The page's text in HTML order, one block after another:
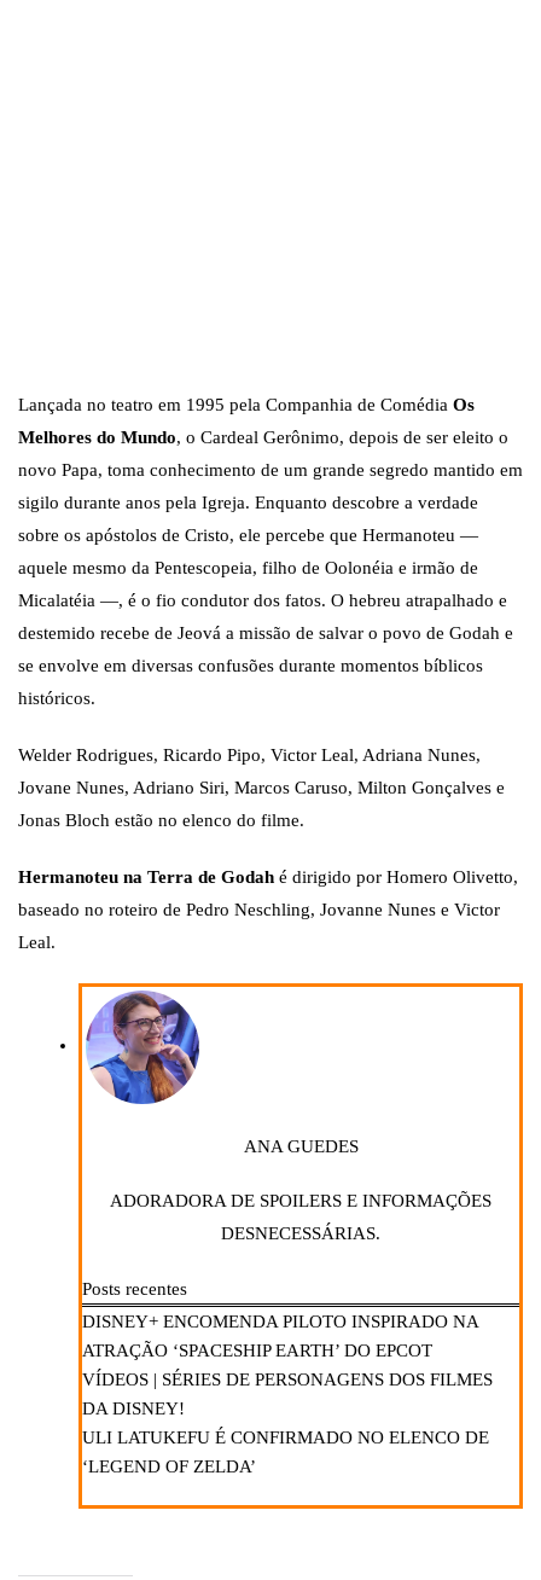
Lançada no teatro em 1995 pela Companhia de Comédia Os
Melhores do Mundo, o Cardeal Gerônimo, depois de ser eleito o
novo Papa, toma conhecimento de um grande segredo mantido em
sigilo durante anos pela Igreja. Enquanto descobre a verdade
sobre os apóstolos de Cristo, ele percebe que Hermanoteu —
aquele mesmo da Pentescopeia, filho de Oolonéia e irmão de
Micalatéia —, é o fio condutor dos fatos. O hebreu atrapalhado e
destemido recebe de Jeová a missão de salvar o povo de Godah e
se envolve em diversas confusões durante momentos bíblicos
históricos.
Welder Rodrigues, Ricardo Pipo, Victor Leal, Adriana Nunes,
Jovane Nunes, Adriano Siri, Marcos Caruso, Milton Gonçalves e
Jonas Bloch estão no elenco do filme.
Hermanoteu na Terra de Godah é dirigido por Homero Olivetto,
baseado no roteiro de Pedro Neschling, Jovanne Nunes e Victor
Leal.
ANA GUEDES
ADORADORA DE SPOILERS E INFORMAÇÕES
DESNECESSÁRIAS.
Posts recentes
DISNEY+ ENCOMENDA PILOTO INSPIRADO NA
ATRAÇÃO ‘SPACESHIP EARTH’ DO EPCOT
VÍDEOS | SÉRIES DE PERSONAGENS DOS FILMES
DA DISNEY!
ULI LATUKEFU É CONFIRMADO NO ELENCO DE
‘LEGEND OF ZELDA’